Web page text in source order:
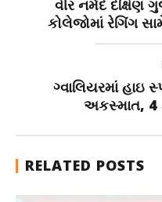
વીર નર્મદ
કોલેજોમાં રેગિંગ
ગ્વાલિયરમાં હાઇ
અકસ્માત, 4
RELATED POSTS